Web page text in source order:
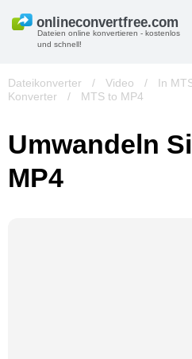
Dateien online konvertieren - kostenlos
und schnell!
Dateikonverter / Video / In
Konverter
/ MTS to MP4
Umwandeln
MP4